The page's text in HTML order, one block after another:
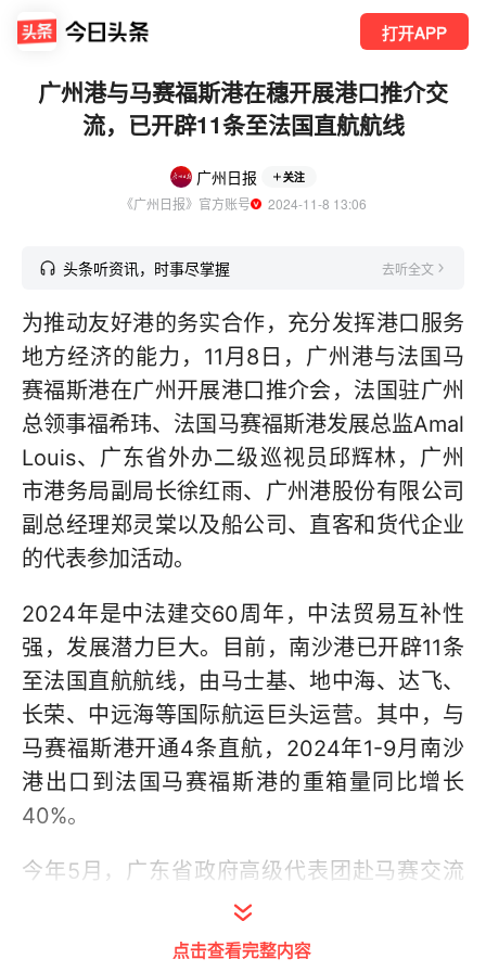
打开APP
广州港与马赛福斯港在穗开展港口推介交
流，已开辟11条至法国直航航线
广州日报 关注
《广州日报》官方账号
  2024-11-8 13:06
头条听资讯，时事尽掌握 去听全文
为推动友好港的务实合作，充分发挥港口服务
地方经济的能力，11月8日，广州港与法国马
赛福斯港在广州开展港口推介会，法国驻广州
总领事福希玮、法国马赛福斯港发展总监Amal
Louis、广东省外办二级巡视员邱辉林，广州
市港务局副局长徐红雨、广州港股份有限公司
副总经理郑灵棠以及船公司、直客和货代企业
的代表参加活动。
2024年是中法建交60周年，中法贸易互补性
强，发展潜力巨大。目前，南沙港已开辟11条
至法国直航航线，由马士基、地中海、达飞、
长荣、中远海等国际航运巨头运营。其中，与
马赛福斯港开通4条直航，2024年1-9月南沙
港出口到法国马赛福斯港的重箱量同比增长
40%。
今年5月，广东省政府高级代表团赴马赛交流
访问，与马赛福斯港就港口合作达成共识，促
成广州港与马赛福斯港缔结友好港关系。作为
点击查看完整内容